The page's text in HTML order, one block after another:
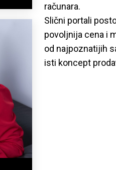
računara.
Slični portali
povoljnija cena i
od najpoznatijih
isti koncept